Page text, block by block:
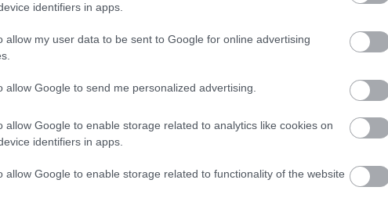
identifiers in apps.
allow my user data to be sent to Google for online advertising
allow Google to send me personalized advertising.
allow Google to enable storage related to analytics like cookies on
identifiers in apps.
allow Google to enable storage related to functionality of the website
Ανοιχτή πρόσκληση στους φιλάθλους του για το πάρτι της Δευτέρας 3
Οκτωβρίου και την επίσημη παρουσίαση της φετινής ομάδας του Έβρου,
απηύθυνε με ανακοίνωσή της η διοίκηση της ακριτικής ομάδας.